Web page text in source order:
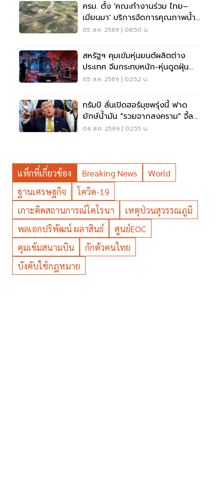
ครม. ตั้ง 'คณะทำงานร่วม ไทย–
เมียนมา' บริการจัดการคุณภาพน้ำ
ข้ามแดน
05 ส.ค. 2569 | 08:50 น.
สหรัฐฯ คุมเข้มหุ่นยนต์ผลิตต่าง
ประเทศ จีนกระทบหนัก-หุ่นดูดฝุ่น
โดนด้วย
05 ส.ค. 2569 | 02:52 น.
ทรัมป์ ลั่นเปิดฮอร์มุซพรุ่งนี้ ฟาด
ยักษ์น้ำมัน "รวยจากสงคราม" จี้ลด
ราคาด่วน
04 ส.ค. 2569 | 02:55 น.
แท็กที่เกี่ยวข้อง Breaking News
World
ฐานเศรษฐกิจ
โควิด-19
เกาะติดสถานการณ์โคโรนา
เหตุป่วนสุวรรณภูมิ
พลเอกปริพัฒน์ ผลาสินธ์
ศูนย์EOC
คุมเข้มสนามบิน
กักตัวคนไทย
บังคับใช้กฎหมาย